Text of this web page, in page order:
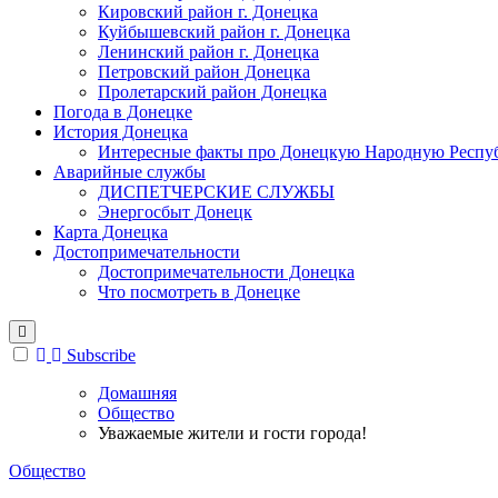
Кировский район г. Донецка
Куйбышевский район г. Донецка
Ленинский район г. Донецка
Петровский район Донецка
Пролетарский район Донецка
Погода в Донецке
История Донецка
Интересные факты про Донецкую Народную
Аварийные службы
ДИСПЕТЧЕРСКИЕ СЛУЖБЫ
Энергосбыт Донецк
Карта Донецка
Достопримечательности
Достопримечательности Донецка
Что посмотреть в Донецке
Subscribe
Домашняя
Общество
Уважаемые жители и гости города!
Общество